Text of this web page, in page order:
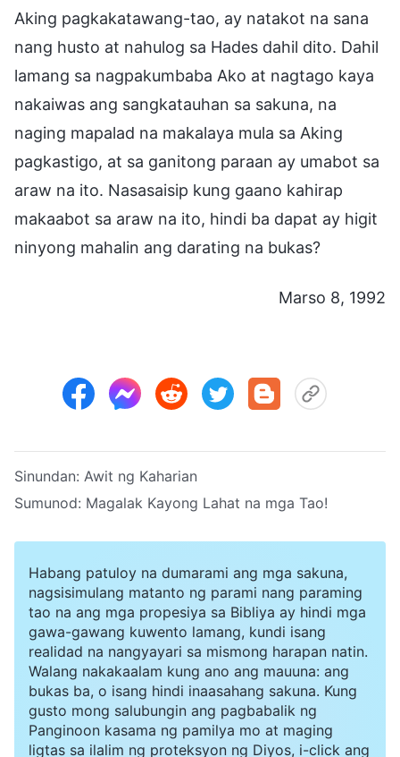
Aking pagkakatawang-tao, ay natakot na sana
nang husto at nahulog sa Hades dahil dito. Dahil
lamang sa nagpakumbaba Ako at nagtago kaya
nakaiwas ang sangkatauhan sa sakuna, na
naging mapalad na makalaya mula sa Aking
pagkastigo, at sa ganitong paraan ay umabot sa
araw na ito. Nasasaisip kung gaano kahirap
makaabot sa araw na ito, hindi ba dapat ay higit
ninyong mahalin ang darating na bukas?
Marso 8, 1992
Sinundan: Awit ng Kaharian
Sumunod: Magalak Kayong Lahat na mga Tao!
Habang patuloy na dumarami ang mga sakuna,
nagsisimulang matanto ng parami nang paraming
tao na ang mga propesiya sa Bibliya ay hindi mga
gawa-gawang kuwento lamang, kundi isang
realidad na nangyayari sa mismong harapan natin.
Walang nakakaalam kung ano ang mauuna: ang
bukas ba, o isang hindi inaasahang sakuna. Kung
gusto mong salubungin ang pagbabalik ng
Panginoon kasama ng pamilya mo at maging
ligtas sa ilalim ng proteksyon ng Diyos, i-click ang